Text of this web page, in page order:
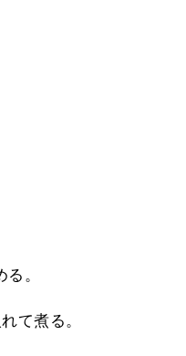
。
て煮る。